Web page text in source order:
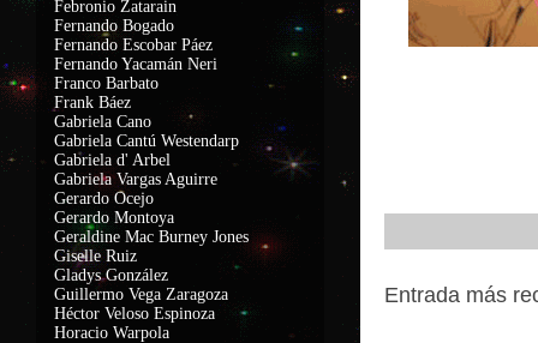
Entrada más
Febronio Zatarain
Fernando Bogado
Fernando Escobar Páez
Fernando Yacamán Neri
Franco Barbato
Frank Báez
Gabriela Cano
Gabriela Cantú Westendarp
Gabriela d' Arbel
Gabriela Vargas Aguirre
Gerardo Ocejo
Gerardo Montoya
Geraldine Mac Burney Jones
Giselle Ruiz
Gladys González
Guillermo Vega Zaragoza
Héctor Veloso Espinoza
Horacio Warpola